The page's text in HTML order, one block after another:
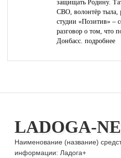
защищать Родину.
СВО, волонтёр тыла,
студии «Позитив» –
разговор о том, что
Донбасс. подробнее
LADOGA-
Наименование (название)
информации: Ладога+